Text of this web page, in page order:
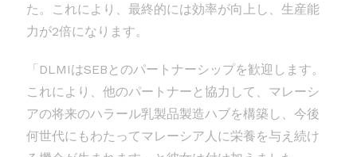
た。これにより、最終的には効率が向上し、生産能
力が2倍になります。
「DLMIはSEBとのパートナーシップを歓迎します。
これにより、他のパートナーと協力して、マレーシ
アの将来のハラール乳製品製造ハブを構築し、今後
何世代にもわたってマレーシア人に栄養を与え続け